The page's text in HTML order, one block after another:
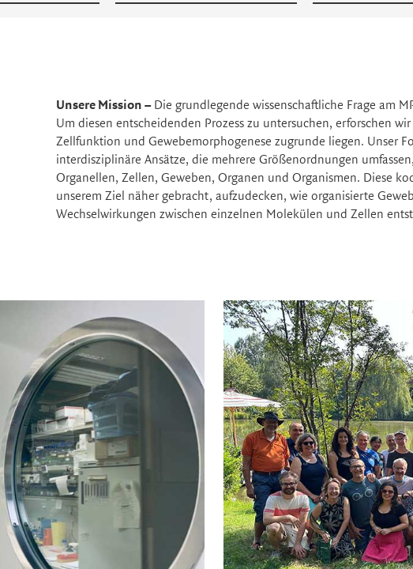
Unsere Mission –Die grundlegende wissenschaftliche Frage am
Um diesen entscheidenden Prozess zu untersuchen, erforschen
Zellfunktion und Gewebemorphogenese zugrunde liegen. Unser
interdisziplinäre Ansätze, die mehrere Größenordnungen
Organellen, Zellen, Geweben, Organen und Organismen. Diese
unserem Ziel näher gebracht, aufzudecken, wie organisierte
Wechselwirkungen zwischen einzelnen Molekülen und Zellen